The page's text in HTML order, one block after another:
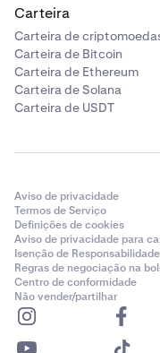
Mark Price
Um preço
valor justo de
derivados
Considera o
derivados,
perpétuos,
prevenir a
mercado.
Attached
Carteira
Carteira de
Carteira de Bitcoin
Carteira de Ethereum
Carteira de Solana
Carteira de USDT
Aviso de privacidade
Termos de Serviço
Definições de cookies
Aviso de privacidade para
Isenção de Responsabilidade
Regras de negociação na
Centro de conformidade
Não vender/partilhar